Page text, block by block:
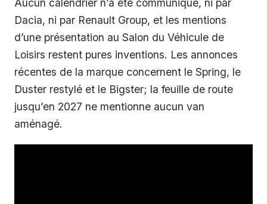
Aucun calendrier n’a été communiqué, ni par
Dacia, ni par Renault Group, et les mentions
d’une présentation au Salon du Véhicule de
Loisirs restent pures inventions. Les annonces
récentes de la marque concernent le Spring, le
Duster restylé et le Bigster; la feuille de route
jusqu’en 2027 ne mentionne aucun van
aménagé.